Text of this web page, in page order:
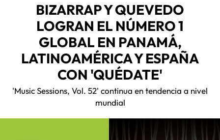
BIZARRAP Y QUEVEDO
LOGRAN EL NÚMERO 1
GLOBAL EN PANAMÁ,
LATINOAMÉRICA Y ESPAÑA
CON 'QUÉDATE'
'Music Sessions, Vol. 52' continua en tendencia a nivel
mundial